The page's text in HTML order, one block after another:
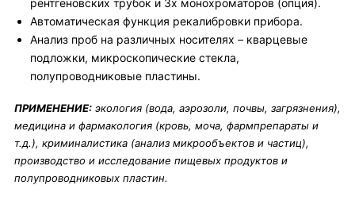
рентгеновских трубок и 3х монохроматоров (опция).
Автоматическая функция рекалибровки прибора.
Анализ проб на различных носителях – кварцевые
подложки, микроскопические стекла,
полупроводниковые пластины.
ПРИМЕНЕНИЕ: экология (вода, аэрозоли, почвы, загрязнения),
медицина и фармакология (кровь, моча, фармпрепараты и
т.д.), криминалистика (анализ микрообъектов и частиц),
производство и исследование пищевых продуктов и
полупроводниковых пластин.